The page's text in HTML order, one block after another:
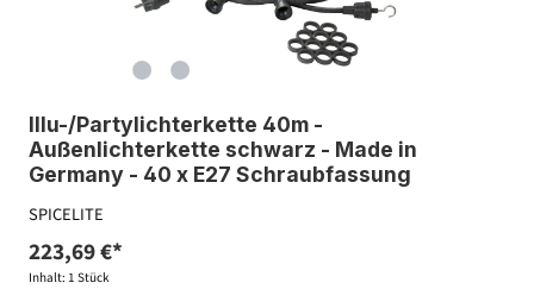
Illu-/Partylichterkette 40m -
Außenlichterkette schwarz - Made in
Germany - 40 x E27 Schraubfassung
SPICELITE
223,69 €*
Inhalt: 1 Stück